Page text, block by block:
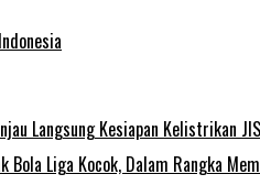
Langsung Kesiapan Kelistrikan JIS
Bola Liga Kocok, Dalam Rangka